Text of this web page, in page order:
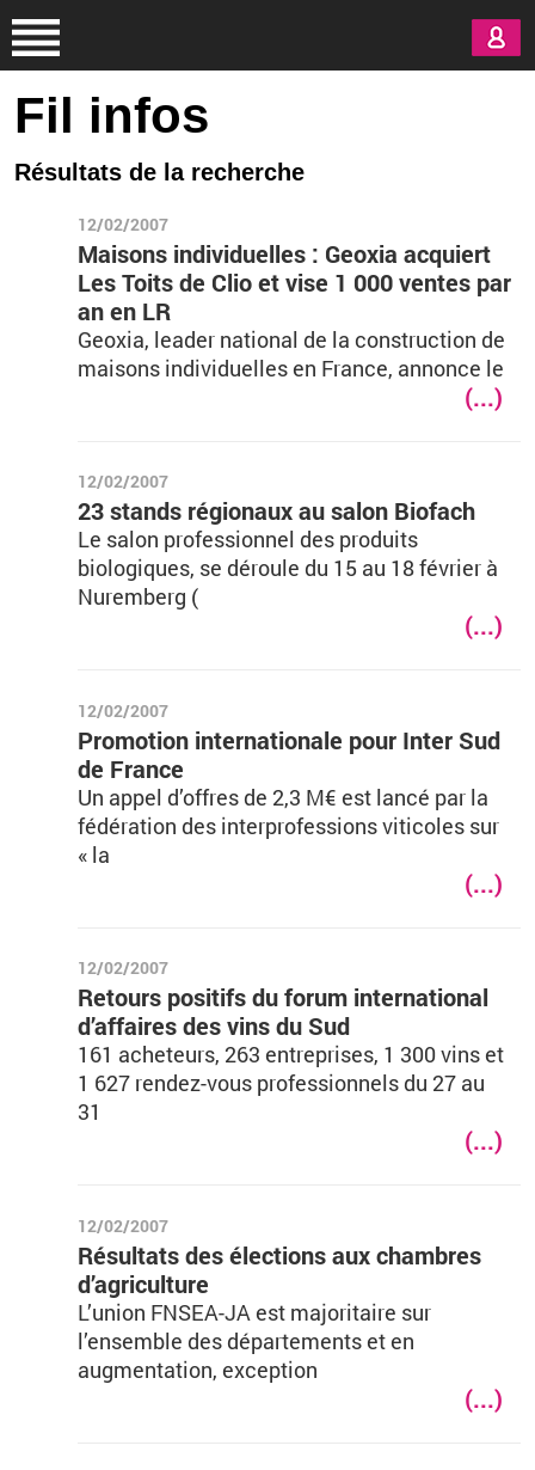
Fil infos
Résultats de la recherche
12/02/2007
Maisons individuelles : Geoxia acquiert
Les Toits de Clio et vise 1 000 ventes par
an en LR
Geoxia, leader national de la construction de
maisons individuelles en France, annonce le
(...)
12/02/2007
23 stands régionaux au salon Biofach
Le salon professionnel des produits
biologiques, se déroule du 15 au 18 février à
Nuremberg (
(...)
12/02/2007
Promotion internationale pour Inter Sud
de France
Un appel d’offres de 2,3 M€ est lancé par la
fédération des interprofessions viticoles sur
« la
(...)
12/02/2007
Retours positifs du forum international
d’affaires des vins du Sud
161 acheteurs, 263 entreprises, 1 300 vins et
1 627 rendez-vous professionnels du 27 au
31
(...)
12/02/2007
Résultats des élections aux chambres
d’agriculture
L’union FNSEA-JA est majoritaire sur
l’ensemble des départements et en
augmentation, exception
(...)